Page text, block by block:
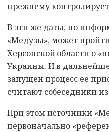
прежнему
В эти же даты, по
«Медузы», может
Херсонской области о
Украины. И в
запущен процесс ее
считают собеседники
При этом источники
первоначально